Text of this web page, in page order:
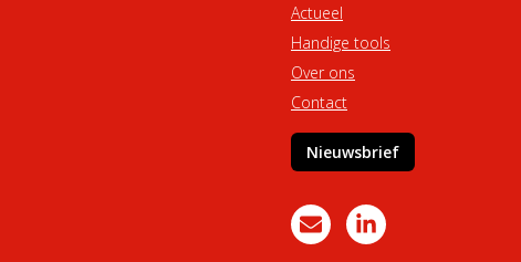
Actueel
Handige tools
Over ons
Contact
Nieuwsbrief